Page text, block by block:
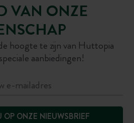
VAN ONZE
hoogte te zijn van Huttopia
aanbiedingen!
OP ONZE NIEUWSBRIEF